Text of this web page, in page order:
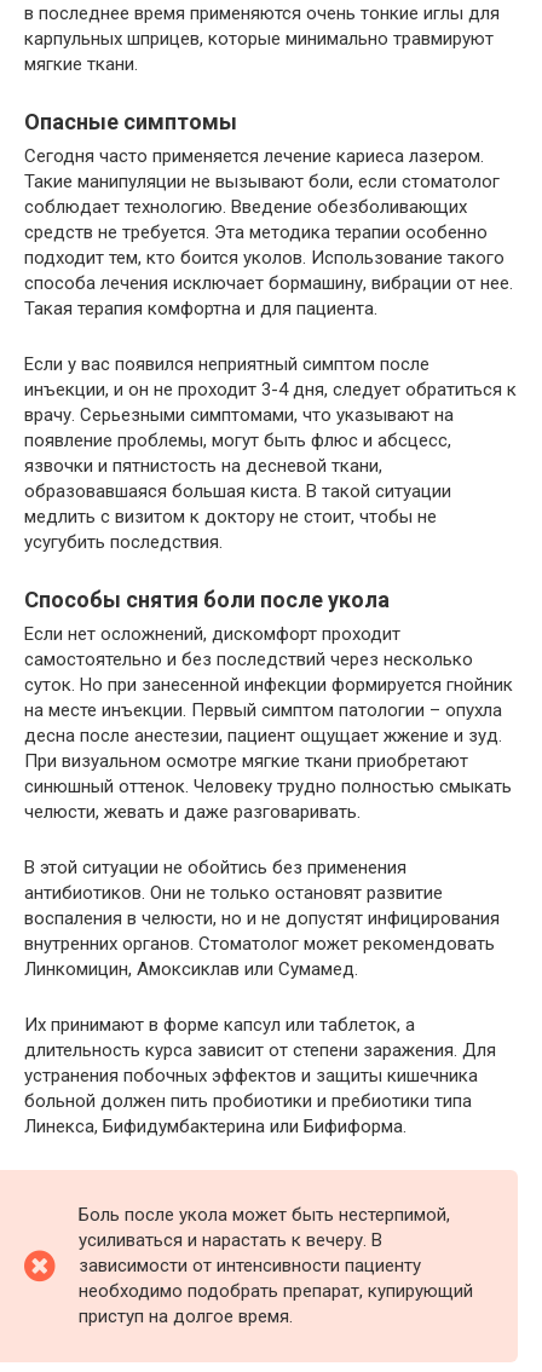
в последнее время применяются очень тонкие иглы для
карпульных шприцев, которые минимально травмируют
мягкие ткани.
Опасные симптомы
Сегодня часто применяется лечение кариеса лазером.
Такие манипуляции не вызывают боли, если стоматолог
соблюдает технологию. Введение обезболивающих
средств не требуется. Эта методика терапии особенно
подходит тем, кто боится уколов. Использование такого
способа лечения исключает бормашину, вибрации от нее.
Такая терапия комфортна и для пациента.
Если у вас появился неприятный симптом после
инъекции, и он не проходит 3-4 дня, следует обратиться к
врачу. Серьезными симптомами, что указывают на
появление проблемы, могут быть флюс и абсцесс,
язвочки и пятнистость на десневой ткани,
образовавшаяся большая киста. В такой ситуации
медлить с визитом к доктору не стоит, чтобы не
усугубить последствия.
Способы снятия боли после укола
Если нет осложнений, дискомфорт проходит
самостоятельно и без последствий через несколько
суток. Но при занесенной инфекции формируется гнойник
на месте инъекции. Первый симптом патологии – опухла
десна после анестезии, пациент ощущает жжение и зуд.
При визуальном осмотре мягкие ткани приобретают
синюшный оттенок. Человеку трудно полностью смыкать
челюсти, жевать и даже разговаривать.
В этой ситуации не обойтись без применения
антибиотиков. Они не только остановят развитие
воспаления в челюсти, но и не допустят инфицирования
внутренних органов. Стоматолог может рекомендовать
Линкомицин, Амоксиклав или Сумамед.
Их принимают в форме капсул или таблеток, а
длительность курса зависит от степени заражения. Для
устранения побочных эффектов и защиты кишечника
больной должен пить пробиотики и пребиотики типа
Линекса, Бифидумбактерина или Бифиформа.
Боль после укола может быть нестерпимой,
усиливаться и нарастать к вечеру. В
зависимости от интенсивности пациенту
необходимо подобрать препарат, купирующий
приступ на долгое время.